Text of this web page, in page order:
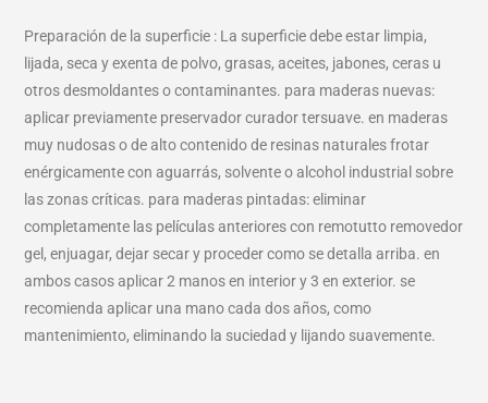
Preparación de la superficie : La superficie debe estar limpia,
lijada, seca y exenta de polvo, grasas, aceites, jabones, ceras u
otros desmoldantes o contaminantes. para maderas nuevas:
aplicar previamente preservador curador tersuave. en maderas
muy nudosas o de alto contenido de resinas naturales frotar
enérgicamente con aguarrás, solvente o alcohol industrial sobre
las zonas críticas. para maderas pintadas: eliminar
completamente las películas anteriores con remotutto removedor
gel, enjuagar, dejar secar y proceder como se detalla arriba. en
ambos casos aplicar 2 manos en interior y 3 en exterior. se
recomienda aplicar una mano cada dos años, como
mantenimiento, eliminando la suciedad y lijando suavemente.